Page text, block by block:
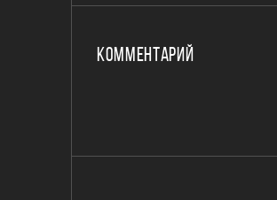
КОММЕНТАРИЙ